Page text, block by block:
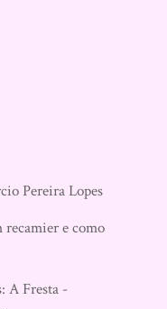
Pereira Lopes
recamier e como
A Fresta -